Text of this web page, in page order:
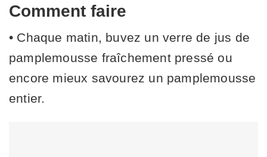
Comment faire
• Chaque matin, buvez un verre de jus de
pamplemousse fraîchement pressé ou
encore mieux savourez un pamplemousse
entier.